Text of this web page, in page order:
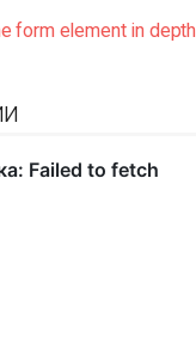
form element in depth